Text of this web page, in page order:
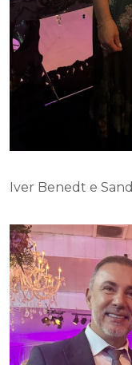
Iver Benedt e